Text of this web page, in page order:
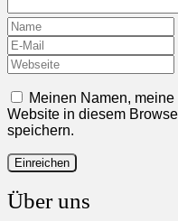
Meinen Namen,
Website in diesem
speichern.
Über uns